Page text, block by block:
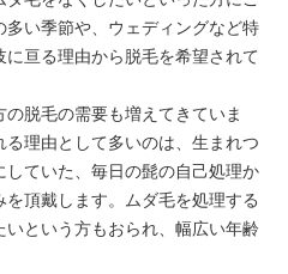
い季節や、ウェディングなど特
亘る理由から脱毛を希望されて
脱毛の需要も増えてきていま
理由として多いのは、生まれつ
ていた、毎日の髭の自己処理か
頂戴します。ムダ毛を処理する
という方もおられ、幅広い年齢